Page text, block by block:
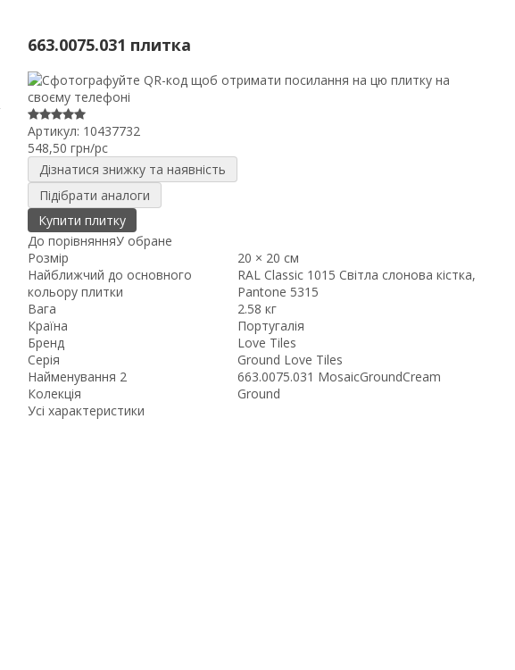
663.0075.031 плитка
Артикул: 10437732
548,50 грн/pc
Дізнатися знижку та наявність
Підібрати аналоги
Купити плитку
До порівнянняУ обране
Розмір
20 × 20 см
Найближчий до основного
кольору плитки
RAL Classic 1015 Світла слонова кістка,
Pantone 5315
Вага
2.58 кг
Країна
Португалія
Бренд
Love Tiles
Серія
Ground Love Tiles
Найменування 2
663.0075.031 MosaicGroundCream
Колекція
Ground
Усі характеристики